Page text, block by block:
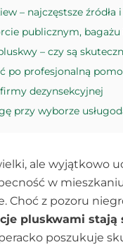
– najczęstsze
publicznym,
– czy są
po profesjonalną
dezynsekcyjnej
przy wyborze
ale wyjątkowo
w
Choć z pozoru
pluskwami stają
poszukuje